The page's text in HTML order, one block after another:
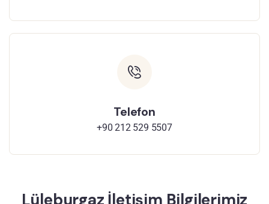
Telefon
+90 212 529 5507
Lüleburgaz İletişim Bilgilerimiz